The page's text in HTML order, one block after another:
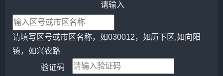
请输入
请填写区号或市区名称，如030012，如历下区,如向阳
镇，如兴农路
验证码